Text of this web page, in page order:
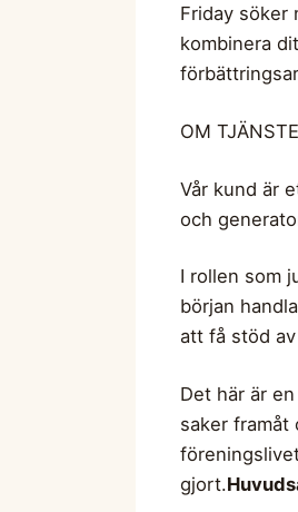
Friday söker
kombinera
OM
Vår kund är
och
I rollen som
början
att få stöd
Det här är
saker framåt
gjort.